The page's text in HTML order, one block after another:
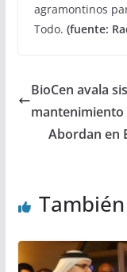
agramontinos
Todo. (fuente:
BioCen avala
Abordan en